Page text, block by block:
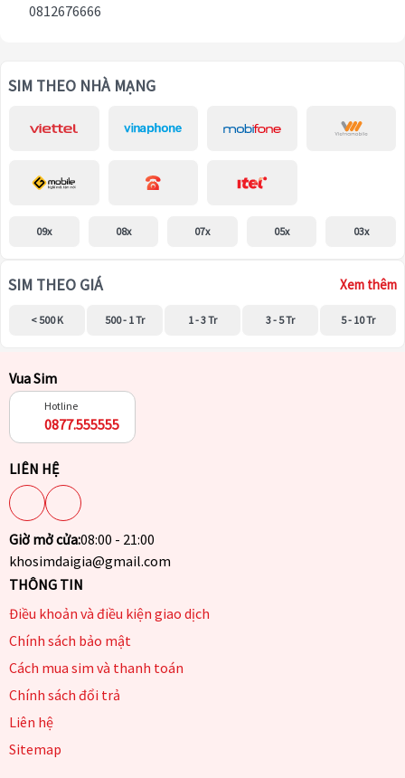
0812676666
SIM THEO NHÀ MẠNG
09x 08x 07x 05x 03x
SIM THEO GIÁ Xem thêm
< 500 K 500 - 1 Tr 1 - 3 Tr 3 - 5 Tr 5 - 10 Tr
Vua Sim
Hotline
0877.555555
LIÊN HỆ
Giờ mở cửa:08:00 - 21:00
khosimdaigia@gmail.com
THÔNG TIN
Điều khoản và điều kiện giao dịch
Chính sách bảo mật
Cách mua sim và thanh toán
Chính sách đổi trả
Liên hệ
Sitemap